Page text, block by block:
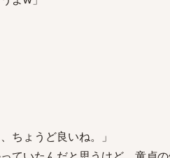
ちょうど良いね。」